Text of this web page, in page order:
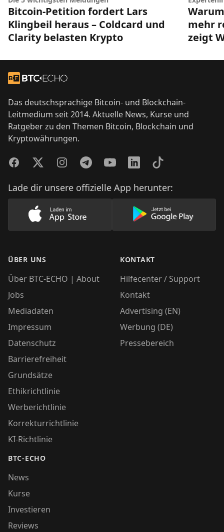
Bitcoin-Petition fordert Lars
Klingbeil heraus – Coldcard und
Clarity belasten Krypto
mehr
zeigt
Zur Startseite
Das deutschsprachige Bitcoin- und Blockchain-
Leitmedium seit 2014. Aktuelle News, Kurse und
Ratgeber zu den Themen Bitcoin, Blockchain und
Kryptowährungen.
FacebookTwitterInstagramTelegramYouTubeLinkedInTikTok
Lade dir unsere offizielle App herunter:
Lade unsere App im AppStore herunter
Lade unsere
ÜBER UNS
Über BTC-ECHO | About
Jobs
Mediadaten
Impressum
Datenschutz
Barrierefreiheit
Grundsätze
Ethikrichtlinie
Werberichtlinie
Korrekturrichtlinie
KI-Richtlinie
BTC-ECHO
News
Kurse
Investieren
Reviews
KONTAKT
Hilfecenter / Support
Kontakt
Advertising (EN)
Werbung (DE)
Pressebereich